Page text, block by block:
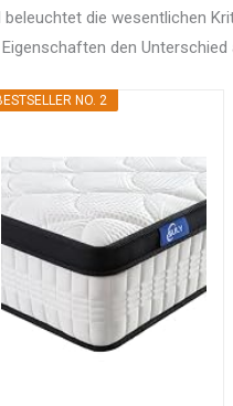
die wesentlichen
den
NO. 2